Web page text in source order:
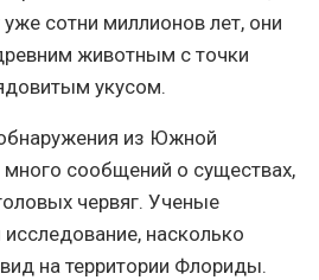
сотни миллионов лет, они
животным с точки
укусом.
из Южной
сообщений о существах,
червяг. Ученые
насколько
на территории Флориды.